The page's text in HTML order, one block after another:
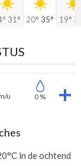
31° 20° 35° 19°
u 0 %
in de ochtend